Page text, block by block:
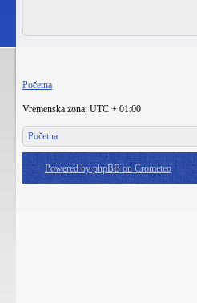
Početna
Vremenska zona: UTC + 01:00
Početna
Powered by phpBB on Crometeo